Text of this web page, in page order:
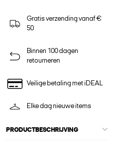
Gratis verzending vanaf €
50
Binnen 100 dagen
retourneren
Veilige betaling met iDEAL
Elke dag nieuwe items
PRODUCTBESCHRIJVING